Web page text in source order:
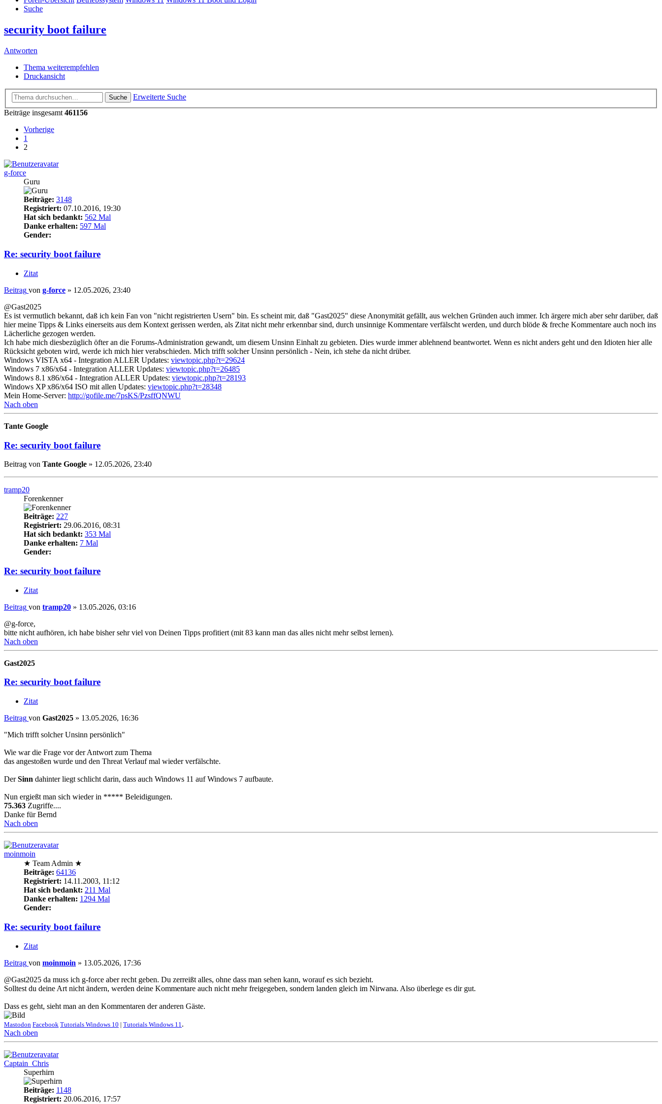
Suche
security boot failure
Antworten
Thema weiterempfehlen
Druckansicht
Suche
Erweiterte Suche
Beiträge insgesamt461156
Vorherige
1
2
g-force
Guru
Beiträge: 3148
Registriert: 07.10.2016, 19:30
Hat sich bedankt: 562 Mal
Danke erhalten: 597 Mal
Gender:
Re: security boot failure
Zitat
Beitrag von g-force » 12.05.2026, 23:40
@Gast2025
Es ist vermutlich bekannt, daß ich kein Fan von "nicht registrierten Usern" bin. Es scheint mir, daß "Gast2025" diese Anonymität gefällt, aus welchen Gründen auch immer. Ich ärgere mich aber sehr darüber, daß
hier meine Tipps & Links einerseits aus dem Kontext gerissen werden, als Zitat nicht mehr erkennbar sind, durch unsinnige Kommentare verfälscht werden, und durch blöde & freche Kommentare auch noch ins
Lächerliche gezogen werden.
Ich habe mich diesbezüglich öfter an die Forums-Administration gewandt, um diesem Unsinn Einhalt zu gebieten. Dies wurde immer ablehnend beantwortet. Wenn es nicht anders geht und den Idioten hier alle
Rücksicht geboten wird, werde ich mich hier verabschieden. Mich trifft solcher Unsinn persönlich - Nein, ich stehe da nicht drüber.
Windows VISTA x64 - Integration ALLER Updates: viewtopic.php?t=29624
Windows 7 x86/x64 - Integration ALLER Updates: viewtopic.php?t=26485
Windows 8.1 x86/x64 - Integration ALLER Updates: viewtopic.php?t=28193
Windows XP x86/x64 ISO mit allen Updates: viewtopic.php?t=28348
Mein Home-Server: http://gofile.me/7psKS/PzsffQNWU
Nach oben
Tante Google
Re: security boot failure
Beitrag von Tante Google » 12.05.2026, 23:40
tramp20
Forenkenner
Beiträge: 227
Registriert: 29.06.2016, 08:31
Hat sich bedankt: 353 Mal
Danke erhalten: 7 Mal
Gender:
Re: security boot failure
Zitat
Beitrag von tramp20 » 13.05.2026, 03:16
@g-force,
bitte nicht aufhören, ich habe bisher sehr viel von Deinen Tipps profitiert (mit 83 kann man das alles nicht mehr selbst lernen).
Nach oben
Gast2025
Re: security boot failure
Zitat
Beitrag von Gast2025 » 13.05.2026, 16:36
"Mich trifft solcher Unsinn persönlich"
Wie war die Frage vor der Antwort zum Thema
das angestoßen wurde und den Threat Verlauf mal wieder verfälschte.
DerSinn dahinter liegt schlicht darin, dass auch Windows 11 auf Windows 7 aufbaute.
Nun ergießt man sich wieder in ***** Beleidigungen.
75.363 Zugriffe....
Danke für Bernd
Nach oben
moinmoin
★ Team Admin ★
Beiträge: 64136
Registriert: 14.11.2003, 11:12
Hat sich bedankt: 211 Mal
Danke erhalten: 1294 Mal
Gender:
Re: security boot failure
Zitat
Beitrag von moinmoin » 13.05.2026, 17:36
@Gast2025 da muss ich g-force aber recht geben. Du zerreißt alles, ohne dass man sehen kann, worauf es sich bezieht.
Solltest du deine Art nicht ändern, werden deine Kommentare auch nicht mehr freigegeben, sondern landen gleich im Nirwana. Also überlege es dir gut.
Dass es geht, sieht man an den Kommentaren der anderen Gäste.
Mastodon Facebook Tutorials Windows 10 | Tutorials Windows 11 .
Nach oben
Captain_Chris
Superhirn
Beiträge: 1148
Registriert: 20.06.2016, 17:57